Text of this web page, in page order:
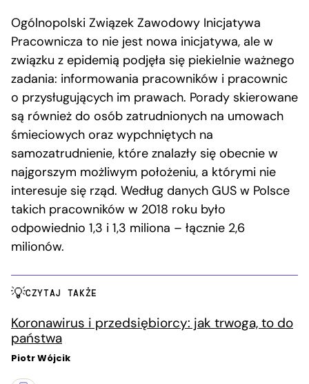
Ogólnopolski Związek Zawodowy Inicjatywa
Pracownicza to nie jest nowa inicjatywa, ale w
związku z epidemią podjęła się piekielnie ważnego
zadania: informowania pracowników i pracownic
o przysługujących im prawach. Porady skierowane
są również do osób zatrudnionych na umowach
śmieciowych oraz wypchniętych na
samozatrudnienie, które znalazły się obecnie w
najgorszym możliwym położeniu, a którymi nie
interesuje się rząd. Według danych GUS w Polsce
takich pracowników w 2018 roku było
odpowiednio 1,3 i 1,3 miliona – łącznie 2,6
milionów.
CZYTAJ TAKŻE
Koronawirus i przedsiębiorcy: jak trwoga, to do
państwa
Piotr Wójcik